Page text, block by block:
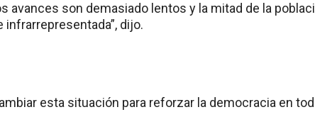
avances son demasiado lentos y la mitad de la
dijo.
esta situación para reforzar la democracia en